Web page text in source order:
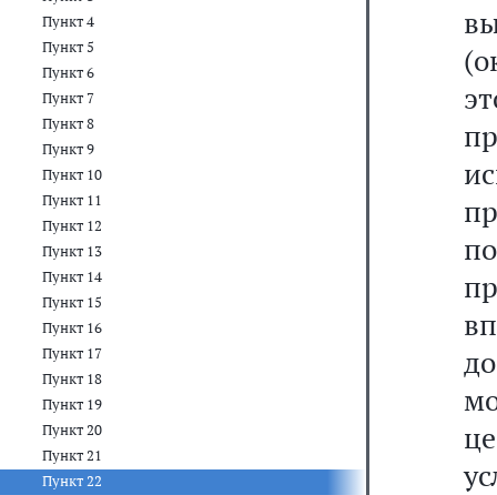
Пункт 4
Пункт 5
Пункт 6
Пункт 7
Пункт 8
Пункт 9
Пункт 10
Пункт 11
Пункт 12
Пункт 13
Пункт 14
Пункт 15
Пункт 16
Пункт 17
Пункт 18
Пункт 19
Пункт 20
Пункт 21
Пункт 22